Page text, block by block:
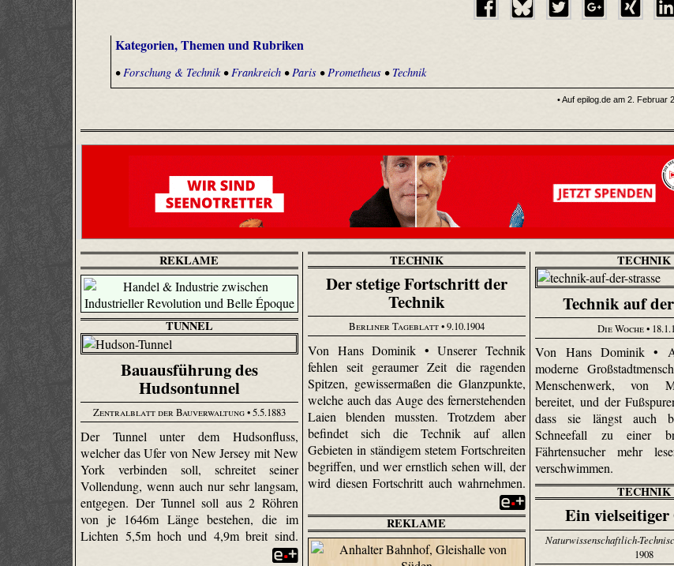
Kategorien, Themen und Rubriken
•Forschung & Technik•Frankreich •Paris •Prometheus • Technik
• Auf epilog.de am 2. Februar
REKLAME
TUNNEL
Bauausführung des
Hudsontunnel
Zentralblatt der Bauverwaltung• 5.5.1883
Der Tunnel unter dem Hudsonfluss,
welcher das Ufer von New Jersey mit New
York verbinden soll, schreitet seiner
Vollendung, wenn auch nur sehr langsam,
entgegen. Der Tunnel soll aus 2 Röhren
von je 1646m Länge bestehen, die im
Lichten 5,5m hoch und 4,9m breit sind.
TECHNIK
Der stetige Fortschritt der
Technik
Berliner Tageblatt• 9.10.1904
Von Hans Dominik • Unserer Technik
fehlen seit geraumer Zeit die ragenden
Spitzen, gewissermaßen die Glanzpunkte,
welche auch das Auge des fernerstehenden
Laien blenden mussten. Trotzdem aber
befindet sich die Technik auf allen
Gebieten in ständigem stetem Fortschreiten
begriffen, und wer ernstlich sehen will, der
wird diesen Fortschritt auch wahrnehmen.
TECHNIK
Technik auf
Die Woche•
Von Hans Dominik •
moderne
Menschenwerk, von
bereitet, und der
dass sie längst auch
Schneefall zu einer
Fährtensucher mehr
verschwimmen.
TECHNIK
Ein vielseitiger
Naturwissenschaftlich-
1908
REKLAME